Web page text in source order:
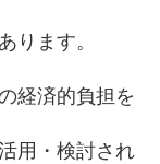
ります。
経済的負担を
用・検討され